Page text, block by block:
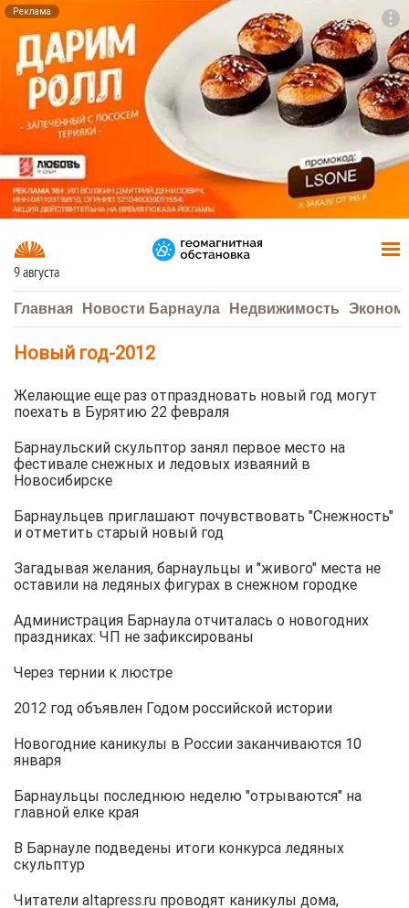
Реклама
9 августа
Главная Новости Барнаула Недвижимость
Новый год-2012
Желающие еще раз отпраздновать новый год могут
поехать в Бурятию 22 февраля
Барнаульский скульптор занял первое место на
фестивале снежных и ледовых изваяний в
Новосибирске
Барнаульцев приглашают почувствовать "Снежность"
и отметить старый новый год
Загадывая желания, барнаульцы и "живого" места не
оставили на ледяных фигурах в снежном городке
Администрация Барнаула отчиталась о новогодних
праздниках: ЧП не зафиксированы
Через тернии к люстре
2012 год объявлен Годом российской истории
Новогодние каникулы в России заканчиваются 10
января
Барнаульцы последнюю неделю "отрываются" на
главной елке края
В Барнауле подведены итоги конкурса ледяных
скульптур
Читатели altapress.ru проводят каникулы дома,